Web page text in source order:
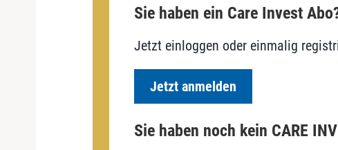
Sie haben ein Care Invest
Jetzt einloggen oder einmalig
Jetzt anmelden
Sie haben noch kein CARE